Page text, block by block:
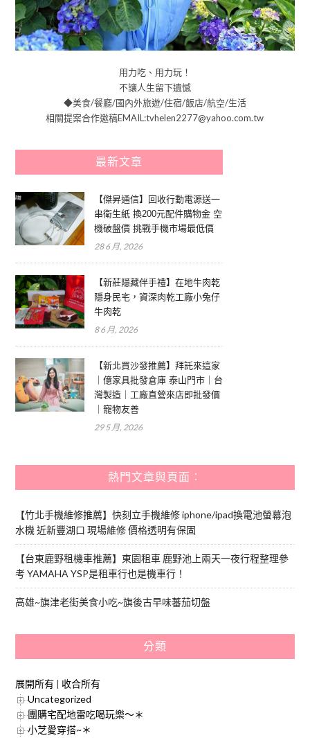
用力吃、用力玩！
不讓人生留下遺憾
◆美食/餐廳/國內外旅遊/住宿/飯店/航空/生活
相關提案合作邀稿EMAIL:tvhelen2277@yahoo.com.tw
最新文章
【傑昇通信】回收行動電源送一
串衛生紙 換200元配件購物金 空
機破盤價 挑戰手機市場最低價
28 6 月, 2026
【新莊隱藏伴手禮】在地牛肉乾
隱身民宅，資深肉乾工廠小兔仔
牛肉乾
8 6 月, 2026
【新北買沙發推薦】拜託來這家
｜億家具批發倉庫 泰山門市｜台
灣製造｜工廠直營來店即批發價
｜寵物友善
29 5 月, 2026
熱門文章與頁面︰
【竹北手機維修推薦】快刻立手機維修 iphone/ipad換電池螢幕泡
水機 近新豐湖口 現場維修 價格透明有保固
【台東鹿野租機車推薦】東園租車 鹿野池上兩天一夜行程整理參
考 YAMAHA YSP是租車行也是機車行！
高雄~旗津老街美食小吃~旗後古早味蕃茄切盤
分類
展開所有 | 收合所有
Uncategorized
團購宅配地雷吃喝玩樂～＊
小芝愛穿搭~＊